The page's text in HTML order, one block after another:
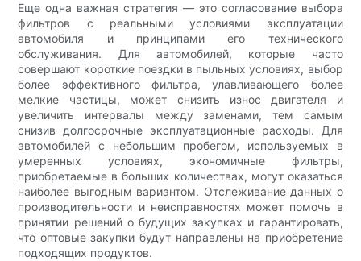
Еще одна важная стратегия — это согласование выбора
фильтров с реальными условиями эксплуатации
автомобиля и принципами его технического
обслуживания. Для автомобилей, которые часто
совершают короткие поездки в пыльных условиях, выбор
более эффективного фильтра, улавливающего более
мелкие частицы, может снизить износ двигателя и
увеличить интервалы между заменами, тем самым
снизив долгосрочные эксплуатационные расходы. Для
автомобилей с небольшим пробегом, используемых в
умеренных условиях, экономичные фильтры,
приобретаемые в больших количествах, могут оказаться
наиболее выгодным вариантом. Отслеживание данных о
производительности и неисправностях может помочь в
принятии решений о будущих закупках и гарантировать,
что оптовые закупки будут направлены на приобретение
подходящих продуктов.